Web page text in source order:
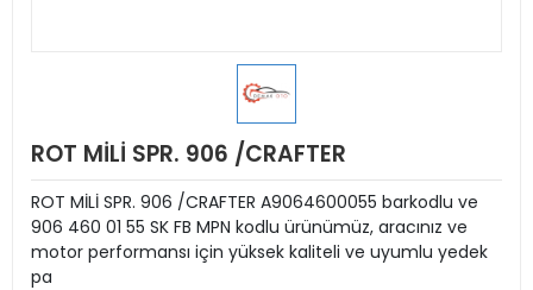
ROT MİLİ SPR. 906 /CRAFTER
ROT MİLİ SPR. 906 /CRAFTER A9064600055 barkodlu ve
906 460 01 55 SK FB MPN kodlu ürünümüz, aracınız ve
motor performansı için yüksek kaliteli ve uyumlu yedek
pa